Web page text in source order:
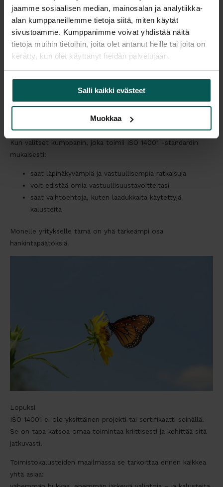
jaamme sosiaalisen median, mainosalan ja analytiikka-
alan kumppaneillemme tietoja siitä, miten käytät
sivustoamme. Kumppanimme voivat yhdistää näitä
tietoja muihin tietoihin, joita olet antanut heille tai joita on
kerätty, kun olet käyttänyt heidän palvelujaan.
Salli kaikki evästeet
Muokkaa
asettamaan tavoitteita
mittaamaan tekemistämme
parantamaan toimintaa jatkuvasti
selkeä.
Mitä hyötyä tästä kaikesta on asiakkaalle?
Kun valitset kumppanin, joka toimii ISO 14001 -standardin
mukaisesti:
saat läpinäkyvämpiä ja vastuullisempia ratkaisuja
voit edistää omia vastuullisuustavoitteitasi
saat vaihtoehtoja, kuten laadukkaita käytettyjä
kalusteita
Monelle yritykselle tämä on yhä tärkeämpi osa
hankintapäätöksiä.
Lopuksi
ISO 14001 ei ole yksittäinen projekti tai sertifikaatti seinällä.
Se on tapa katsoa omaa toimintaa kriittisesti ja kehittää sitä
jatkuvasti.
Toimistokalusteiden maailmassa se tarkoittaa ennen kaikkea
yhtä asiaa: